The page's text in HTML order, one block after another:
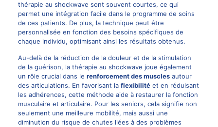
thérapie au shockwave sont souvent courtes, ce qui
permet une intégration facile dans le programme de soins
de ces patients. De plus, la technique peut être
personnalisée en fonction des besoins spécifiques de
chaque individu, optimisant ainsi les résultats obtenus.
Au-delà de la réduction de la douleur et de la stimulation
de la guérison, la thérapie au shockwave joue également
un rôle crucial dans le renforcement des musclesautour
des articulations. En favorisant la flexibilitéet en réduisant
les adhérences, cette méthode aide à restaurer la fonction
musculaire et articulaire. Pour les seniors, cela signifie non
seulement une meilleure mobilité, mais aussi une
diminution du risque de chutes liées à des problèmes